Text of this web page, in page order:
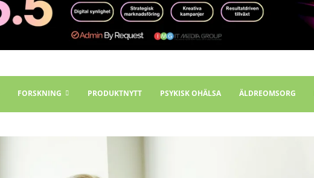
FORSKNING PRODUKTNYTT PSYKISK OHÄLSA ÄLDREOMSORG